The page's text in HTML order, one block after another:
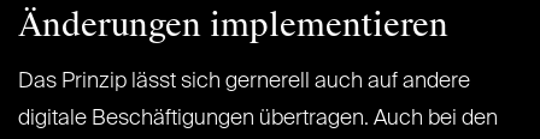
Änderungen implementieren
Das Prinzip lässt sich gernerell auch auf andere
digitale Beschäftigungen übertragen. Auch bei den